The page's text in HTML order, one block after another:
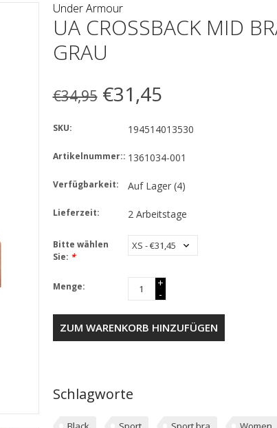
Under Armour
UA CROSSBACK MID
GRAU
€34,95 €31,45
SKU: 194514013530
Artikelnummer:: 1361034-001
Verfügbarkeit: Auf Lager(4)
Lieferzeit: 2 Arbeitstage
Bitte wählen
Sie: *
Menge:
+
-
ZUM WARENKORB HINZUFÜGEN
Schlagworte